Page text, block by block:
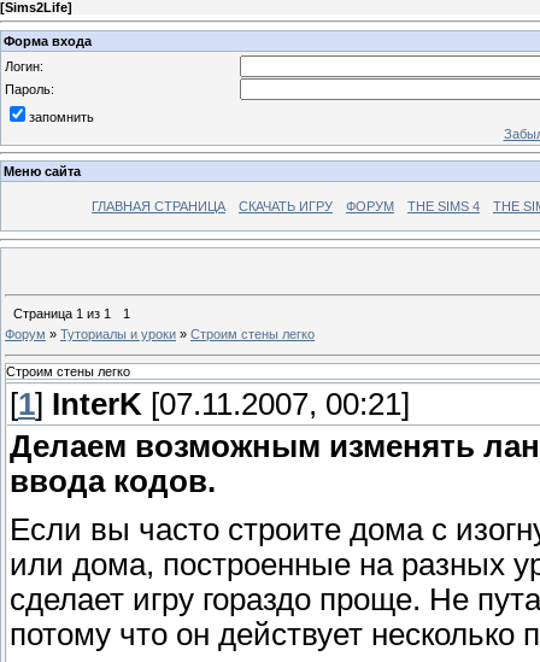
[Sims2Life]
Форма входа
Логин:
Пароль:
запомнить
Меню сайта
ГЛАВНАЯ СТРАНИЦА СКАЧАТЬ ИГРУ ФОРУМ THE SIMS 4 THE
Страница 1 из 1
1
Форум » Туториалы и уроки » Строим стены легко
Строим стены легко
[1] InterK [07.11.2007, 00:21]
Делаем возможным изменять
ввода кодов.
Если вы часто строите дома с
или дома, построенные на разных
сделает игру гораздо проще. Не
потому что он действует несколько